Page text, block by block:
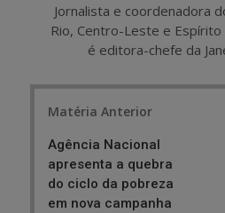
Jornalista e coordenadora
Rio, Centro-Leste e
é editora-chefe da
Matéria Anterior
Agência Nacional
apresenta a quebra
do ciclo da pobreza
em nova campanha